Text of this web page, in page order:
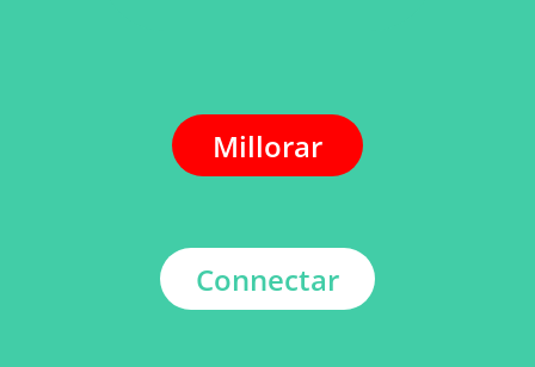
Millorar
Connectar